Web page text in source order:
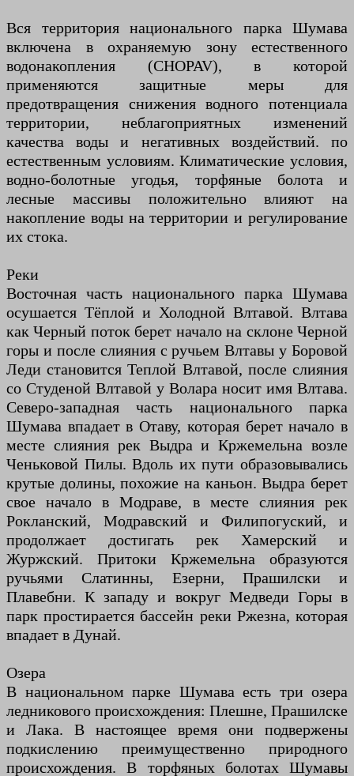
Вся территория национального парка Шумава
включена в охраняемую зону естественного
водонакопления (CHOPAV), в которой
применяются защитные меры для
предотвращения снижения водного потенциала
территории, неблагоприятных изменений
качества воды и негативных воздействий. по
естественным условиям. Климатические условия,
водно-болотные угодья, торфяные болота и
лесные массивы положительно влияют на
накопление воды на территории и регулирование
их стока.
Реки
Восточная часть национального парка Шумава
осушается Тёплой и Холодной Влтавой. Влтава
как Черный поток берет начало на склоне Черной
горы и после слияния с ручьем Влтавы у Боровой
Леди становится Теплой Влтавой, после слияния
со Студеной Влтавой у Волара носит имя Влтава.
Северо-западная часть национального парка
Шумава впадает в Отаву, которая берет начало в
месте слияния рек Выдра и Кржемельна возле
Ченьковой Пилы. Вдоль их пути образовывались
крутые долины, похожие на каньон. Выдра берет
свое начало в Модраве, в месте слияния рек
Рокланский, Модравский и Филипогуский, и
продолжает достигать рек Хамерский и
Журжский. Притоки Кржемельна образуются
ручьями Слатинны, Езерни, Прашилски и
Плавебни. К западу и вокруг Медведи Горы в
парк простирается бассейн реки Ржезна, которая
впадает в Дунай.
Озера
В национальном парке Шумава есть три озера
ледникового происхождения: Плешне, Прашилске
и Лака. В настоящее время они подвержены
подкислению преимущественно природного
происхождения. В торфяных болотах Шумавы